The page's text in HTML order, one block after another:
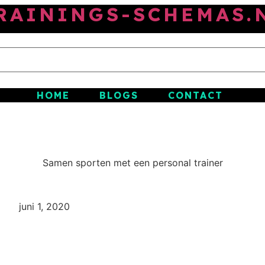
HOME BLOGS CONTACT
Samen sporten met een personal trainer
juni 1, 2020